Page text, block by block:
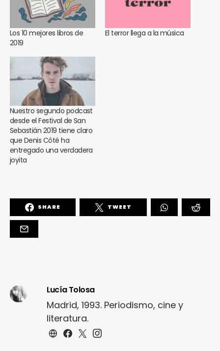
Los 10 mejores libros de
2019
El terror llega a la música
Nuestro segundo podcast
desde el Festival de San
Sebastián 2019 tiene claro
que Denis Côté ha
entregado una verdadera
joyita
SHARE TWEET
Lucía Tolosa
Madrid, 1993. Periodismo, cine y
literatura.